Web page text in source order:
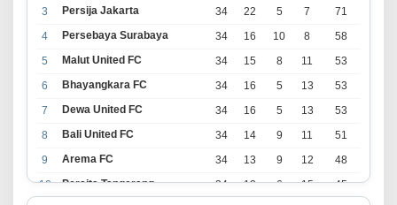
3
Persija Jakarta 34 22 5 7
71
4
Persebaya Surabaya 34 16 10 8
58
5
Malut United FC 34 15 8 11
53
6
Bhayangkara FC 34 16 5 13
53
7
Dewa United FC 34 16 5 13
53
8
Bali United FC 34 14 9 11
51
9
Arema FC 34 13 9 12
48
10
Persita Tangerang 34 13 6 15
45